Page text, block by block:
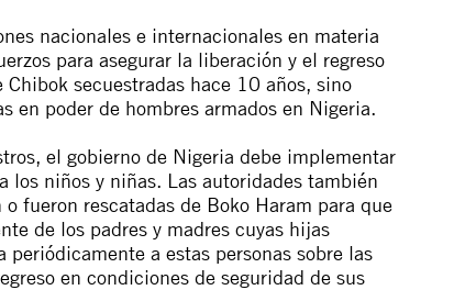
nacionales e internacionales en materia
para asegurar la liberación y el regreso
secuestradas hace 10 años, sino
en poder de hombres armados en Nigeria.
el gobierno de Nigeria debe implementar
los niños y niñas. Las autoridades también
fueron rescatadas de Boko Haram para que
de los padres y madres cuyas hijas
a estas personas sobre las
en condiciones de seguridad de sus